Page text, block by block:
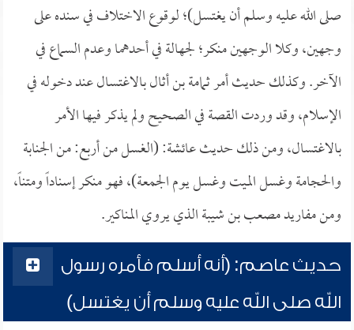
صلى الله عليه وسلم أن يغتسل)؛ لوقوع الاختلاف في سنده على
وجهين، وكلا الوجهين منكر؛ لجهالة في أحدهما وعدم السماع في
الآخر. وكذلك حديث أمر ثمامة بن أثال بالاغتسال عند دخوله في
الإسلام، وقد وردت القصة في الصحيح ولم يذكر فيها الأمر
بالاغتسال، ومن ذلك حديث عائشة: (الغسل من أربع: من الجنابة
والحجامة وغسل الميت وغسل يوم الجمعة)، فهو منكر إسناداً ومتناً،
ومن مفاريد مصعب بن شيبة الذي يروي المناكير.
حديث عاصم: (أنه أسلم فأمره رسول
الله صلى الله عليه وسلم أن يغتسل)